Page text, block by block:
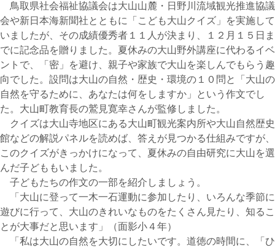
鳥取県社会福祉協議会は大山山麓・日野川流域観光推進協議
会や新日本海新聞社とともに「こども大山クイズ」を実施して
いましたが、その成績優秀者１１人が決まり、１２月１５日ま
でに記念品を贈りました。夏休みの大山野外講座に代わるイベ
ントで、「密」を避け、親子や家族で大山を楽しんでもらう趣
向でした。設問は大山の自然・歴史・環境の１０問と「大山の
自然を守るために、あなたは何をしますか」という作文でし
た。大山町教育長の鷲見寛幸さんが監修しました。
クイズは大山寺地区にある大山町観光案内所や大山自然歴史
館などの解説パネルを読めば、答えが見つかる仕組みですが、
このクイズがきっかけになって、夏休みの自由研究に大山を選
んだ子どももいました。
子どもたちの作文の一部を紹介しましょう。
「大山に登って一木一石運動に参加したり、いろんな季節に
遊びに行って、大山のきれいなものをたくさん見たり、知るこ
とが大事だと思います」（面影小４年）
「私は大山の自然を大切にしたいです。道徳の時間に、「ひ